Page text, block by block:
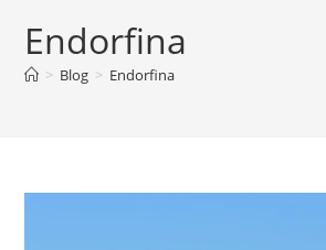
Endorfina
> Blog > Endorfina